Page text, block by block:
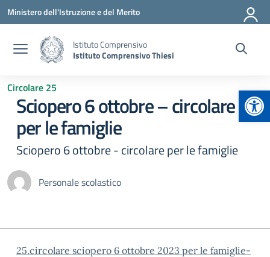
Vai ai contenuti
Vai al menu di navigazione
Vai al footer
Ministero dell'Istruzione e del Merito
Istituto Comprensivo
Istituto Comprensivo Thiesi
Circolare 25
Sciopero 6 ottobre – circolare
per le famiglie
Sciopero 6 ottobre - circolare per le famiglie
Personale scolastico
25.circolare sciopero 6 ottobre 2023 per le famiglie-